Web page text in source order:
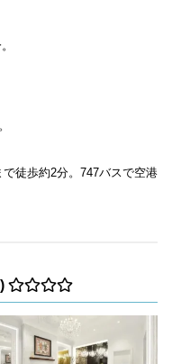
で徒歩約2分。747バスで空港